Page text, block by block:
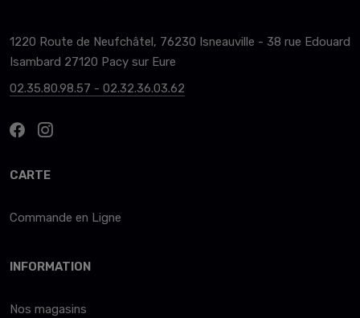
1220 Route de Neufchâtel, 76230 Isneauville - 38 rue Edouard
Isambard 27120 Pacy sur Eure
02.35.80.98.57 - 02.32.36.03.62
CARTE
Commande en Ligne
INFORMATION
Nos magasins